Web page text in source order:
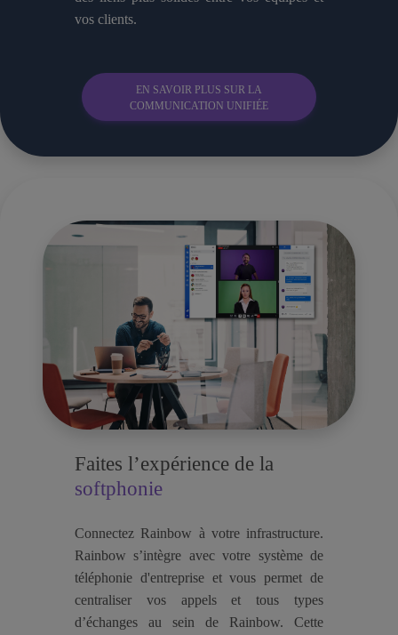
vos clients.
EN SAVOIR PLUS SUR LA
COMMUNICATION UNIFIÉE
Faites l’expérience de la
softphonie
Connectez Rainbow à votre infrastructure.
Rainbow s’intègre avec votre système de
téléphonie d'entreprise et vous permet de
centraliser vos appels et tous types
d’échanges au sein de Rainbow. Cette